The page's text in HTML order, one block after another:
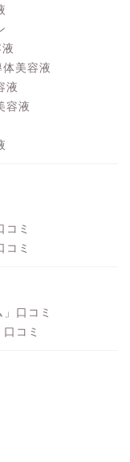
美容液
液
容液
コミ
コミ
口コミ
コミ